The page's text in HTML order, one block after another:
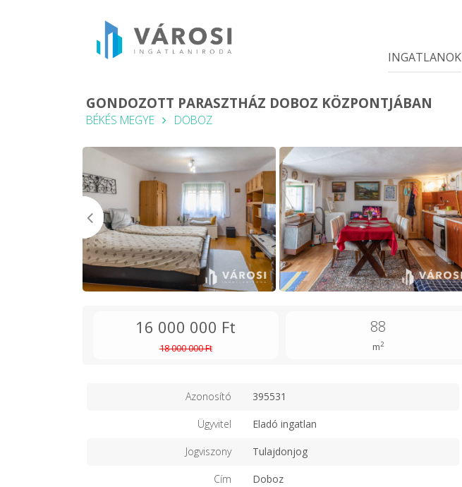
INGATLANOK
GONDOZOTT PARASZTHÁZ DOBOZ KÖZPONTJÁBAN
BÉKÉS MEGYE DOBOZ
16 000 000 Ft
18 000 000 Ft
88
m2
Azonosító 395531
Ügyvitel Eladó ingatlan
Jogviszony Tulajdonjog
Cím Doboz